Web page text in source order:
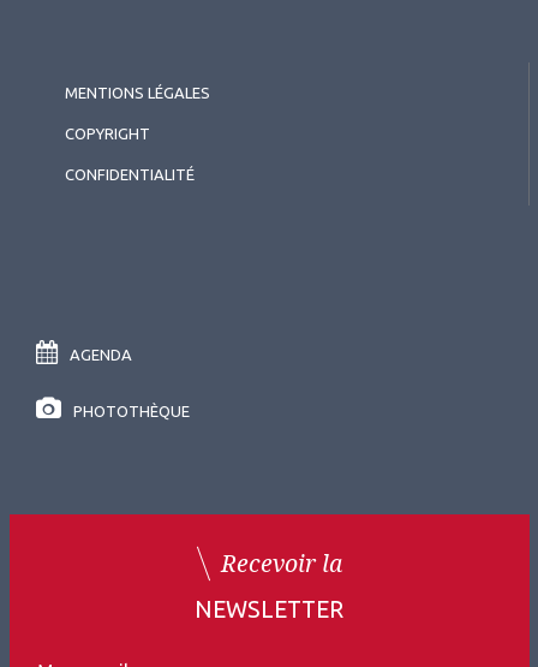
MENTIONS LÉGALES
COPYRIGHT
CONFIDENTIALITÉ
AGENDA
PHOTOTHÈQUE
Recevoir la
NEWSLETTER